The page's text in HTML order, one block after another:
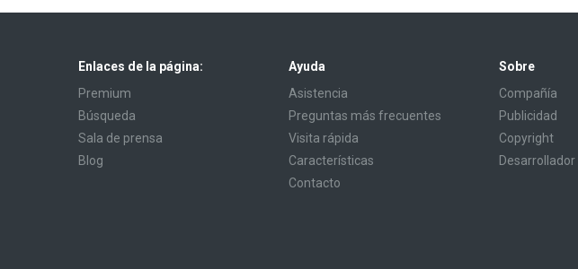
Enlaces de la página:
Premium
Búsqueda
Sala de prensa
Blog
Ayuda
Asistencia
Preguntas más frecuentes
Visita rápida
Características
Contacto
Sobre
Compañía
Publicidad
Copyright
Desarrollador